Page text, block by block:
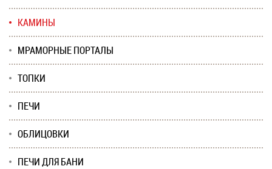
КАМИНЫ
МРАМОРНЫЕ ПОРТАЛЫ
ТОПКИ
ПЕЧИ
ОБЛИЦОВКИ
ПЕЧИ ДЛЯ БАНИ